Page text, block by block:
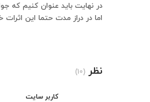
در نهایت باید عنوان کنیم که
اما در دراز مدت حتما این
نظر (10)
کاربر سایت